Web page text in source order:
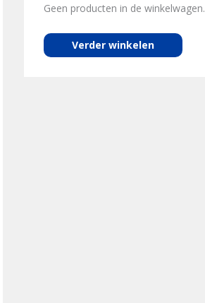
Geen producten in de winkelwagen.
Verder winkelen